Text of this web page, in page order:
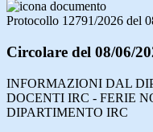
Protocollo 12791/2026 del
Circolare del 08/06/
INFORMAZIONI DAL
DOCENTI IRC - FERIE
DIPARTIMENTO IRC